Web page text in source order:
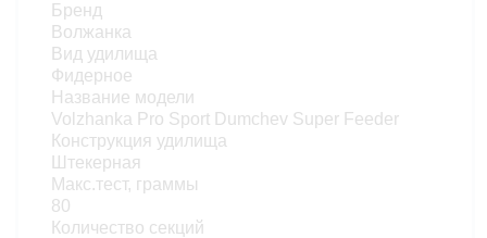
Бренд
Волжанка
Вид удилища
Фидерное
Название модели
Volzhanka Pro Sport Dumchev Super Feeder
Конструкция удилища
Штекерная
Макс.тест, граммы
80
Количество секций